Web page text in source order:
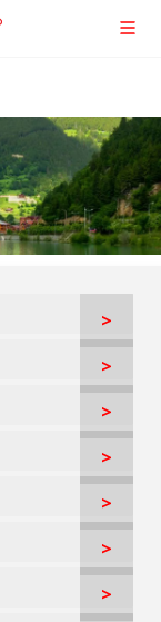
>
>
>
>
>
>
>